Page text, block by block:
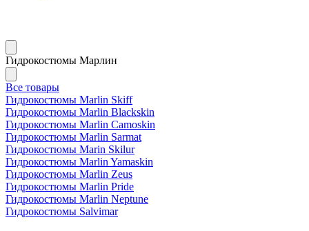
Гидрокостюмы Марлин
Все товары
Гидрокостюмы Marlin Skiff
Гидрокостюмы Marlin Blackskin
Гидрокостюмы Marlin Camoskin
Гидрокостюмы Marlin Sarmat
Гидрокостюмы Marin Skilur
Гидрокостюмы Marlin Yamaskin
Гидрокостюмы Marlin Zeus
Гидрокостюмы Marlin Pride
Гидрокостюмы Marlin Neptune
Гидрокостюмы Salvimar